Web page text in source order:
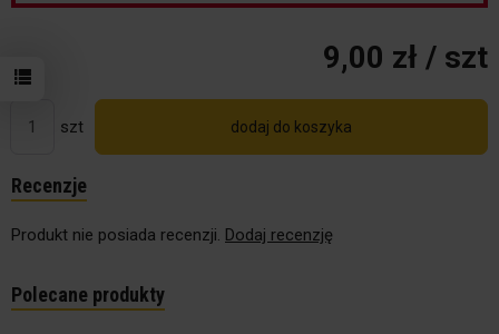
9,00 zł / szt
szt dodaj do koszyka
Recenzje
Produkt nie posiada recenzji. Dodaj recenzję
Polecane produkty